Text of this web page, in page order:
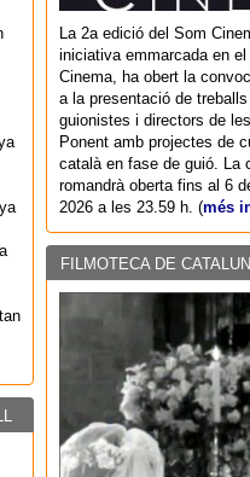
La 2a edició del Som
iniciativa emmarcada en
Cinema, ha obert la
a la presentació de
guionistes i directors de
Ponent amb projectes de
català en fase de guió. La
romandrà oberta fins al 6
2026 a les 23.59 h. (més
FILMOTECA DE